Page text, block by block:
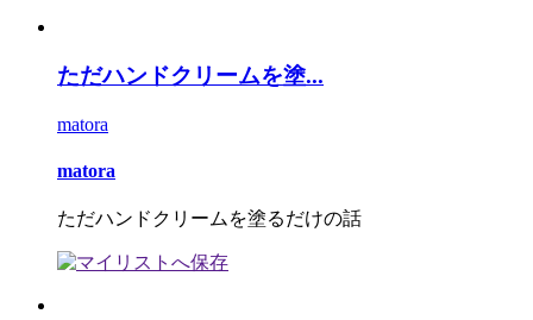
ただハンドクリームを塗...
matora
matora
ただハンドクリームを塗るだけの話